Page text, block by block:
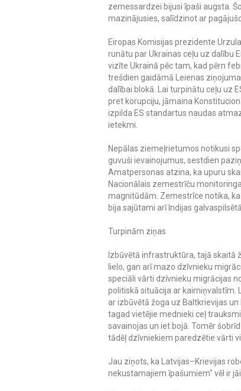
zemessardzei bijusi īpaši augsta.
mazinājusies, salīdzinot ar
Eiropas Komisijas prezidente
runātu par Ukrainas ceļu uz dalību
vizīte Ukrainā pēc tam, kad pērn
trešdien gaidāmā Leienas
dalībai blokā. Lai turpinātu ceļu uz
pret korupciju, jāmaina
izpilda ES standartus naudas
ietekmi.
Nepālas ziemeļrietumos notikusi
guvuši ievainojumus, sestdien
Amatpersonas atzina, ka upuru
Nacionālais zemestrīču
magnitūdām. Zemestrīce notika,
bija sajūtami arī Indijas galvaspilsētā
Turpinām ziņas
Izbūvētā infrastruktūra, tajā skaitā
lielo, gan arī mazo dzīvnieku
speciāli vārti dzīvnieku migrācijas
politiskā situācija ar kaimiņvalstīm.
ar izbūvētā žoga uz Baltkrievijas
tagad vietējie mednieki ceļ
savainojas un iet bojā. Tomēr
tādēļ dzīvniekiem paredzētie vārti
Jau ziņots, ka Latvijas–Krievijas
nekustamajiem īpašumiem" vēl ir